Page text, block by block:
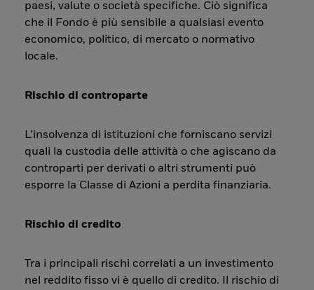
paesi, valute o società specifiche. Ciò significa
che il Fondo è più sensibile a qualsiasi evento
economico, politico, di mercato o normativo
locale.
Rischio di controparte
L’insolvenza di istituzioni che forniscano servizi
quali la custodia delle attività o che agiscano da
controparti per derivati o altri strumenti può
esporre la Classe di Azioni a perdita finanziaria.
Rischio di credito
Tra i principali rischi correlati a un investimento
nel reddito fisso vi è quello di credito. Il rischio di